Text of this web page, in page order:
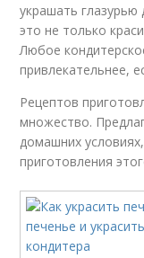
украшать
это не только
Любое
привлекательнее,
Рецептов
множество.
домашних
приготовления